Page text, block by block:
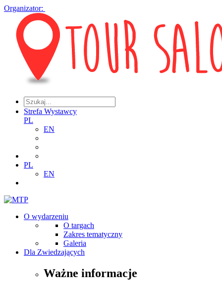
Organizator:
Strefa Wystawcy
PL
EN
PL
EN
O wydarzeniu
O targach
Zakres tematyczny
Galeria
Dla Zwiedzających
Ważne informacje